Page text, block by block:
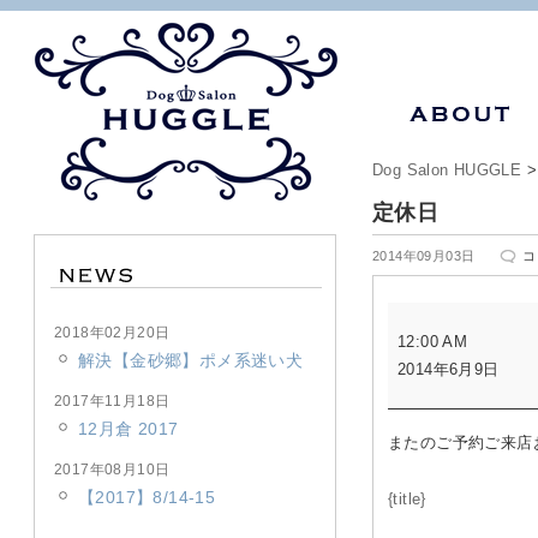
Dog Salon HUGGLE
定休日
2014年09月03日
定
休
休
日
12:00 AM
2014年6月9日
またのご予約ご来
{title}
2018年02月20日
解決【金砂郷】ポメ系迷い犬
2017年11月18日
12月倉 2017
2017年08月10日
【2017】8/14-15